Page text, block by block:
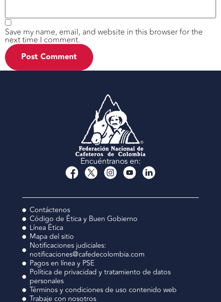
Save my name, email, and website in this browser for the
next time I comment.
Encuéntranos en:
Contáctenos
Código de Ética y Buen Gobierno
Línea Ética
Mapa del sitio
Notificaciones judiciales:
notificaciones@cafedecolombia.com
Pagos en línea y PSE
Política de privacidad y tratamiento de datos
personales
Términos y condiciones de uso contenido web
Trabaje con nosotros